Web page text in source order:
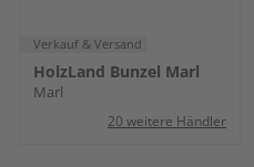
Verkauf & Versand
HolzLand Bunzel Marl
Marl
20 weitere Händler